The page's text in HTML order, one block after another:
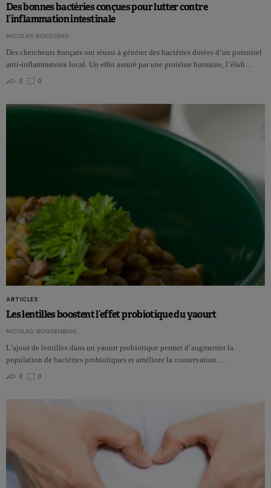
Des bonnes bactéries conçues pour lutter contre
l’inflammation intestinale
NICOLAS ROUSSEAU
Des chercheurs français ont réussi à générer des bactéries dotées d’un potentiel
anti-inflammatoire local. Un effet assuré par une protéine humaine, l’élafi…
0
0
ARTICLES
Les lentilles boostent l’effet probiotique du yaourt
NICOLAS GUGGENBÜHL
L’ajout de lentilles dans un yaourt probiotique permet d’augmenter la
population de bactéries probiotiques et améliore la conservation.…
0
0